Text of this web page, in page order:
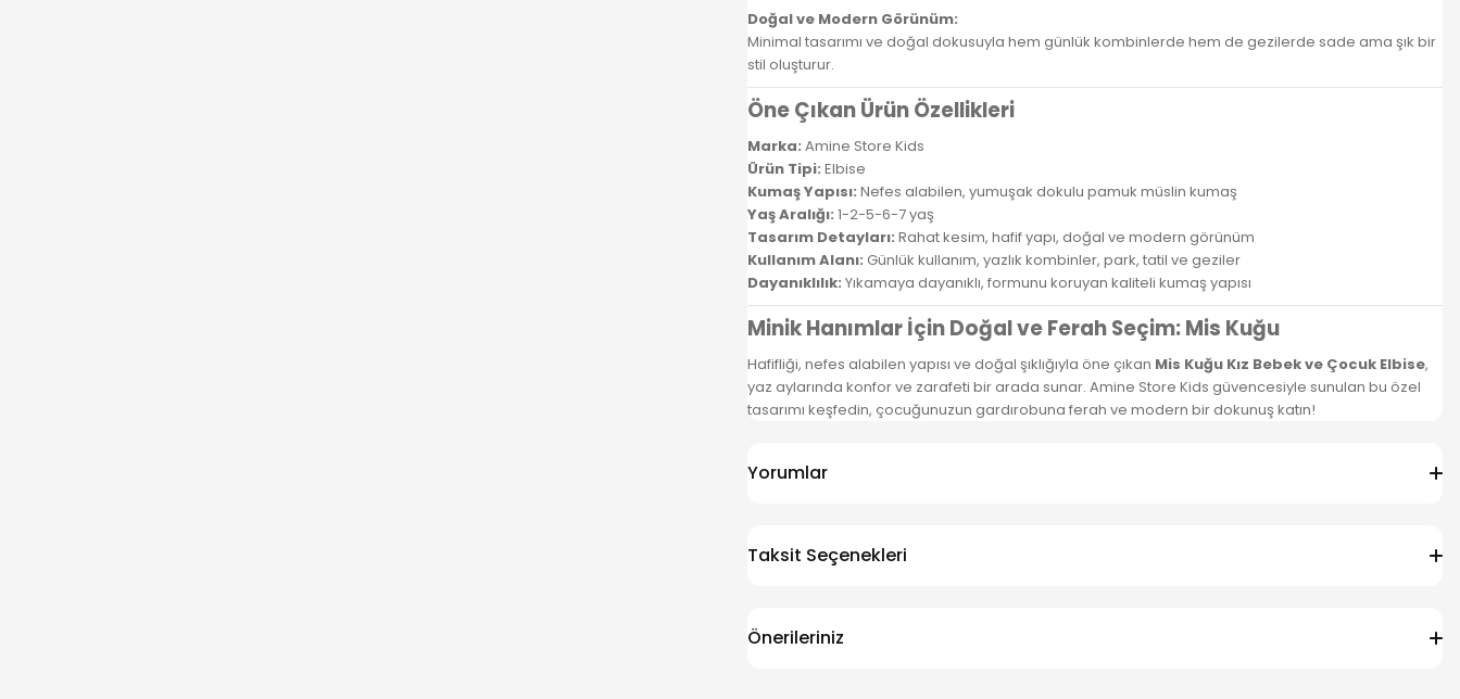
Doğal ve Modern Görünüm:
Minimal tasarımı ve doğal dokusuyla hem günlük kombinlerde hem de gezilerde sade ama şık bir
stil oluşturur.
Öne Çıkan Ürün Özellikleri
Marka: Amine Store Kids
Ürün Tipi: Elbise
Kumaş Yapısı: Nefes alabilen, yumuşak dokulu pamuk müslin kumaş
Yaş Aralığı: 1-2-5-6-7 yaş
Tasarım Detayları: Rahat kesim, hafif yapı, doğal ve modern görünüm
Kullanım Alanı: Günlük kullanım, yazlık kombinler, park, tatil ve geziler
Dayanıklılık: Yıkamaya dayanıklı, formunu koruyan kaliteli kumaş yapısı
Minik Hanımlar İçin Doğal ve Ferah Seçim:Mis Kuğu
Hafifliği, nefes alabilen yapısı ve doğal şıklığıyla öne çıkan Mis Kuğu Kız Bebek ve Çocuk Elbise,
yaz aylarında konfor ve zarafeti bir arada sunar. Amine Store Kids güvencesiyle sunulan bu özel
tasarımı keşfedin, çocuğunuzun gardırobuna ferah ve modern bir dokunuş katın!
Yorumlar
Taksit Seçenekleri
Önerileriniz